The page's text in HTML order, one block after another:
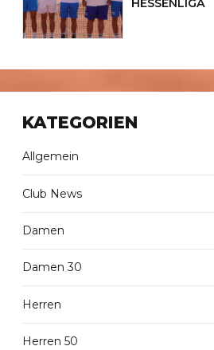
HESSENLIGA
KATEGORIEN
Allgemein
Club News
Damen
Damen 30
Herren
Herren 50